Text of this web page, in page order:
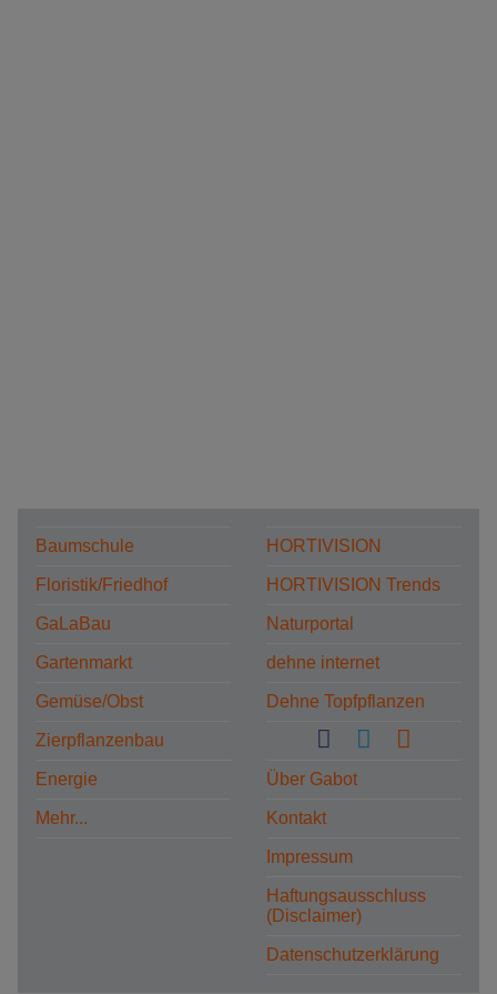
Baumschule
Floristik/Friedhof
GaLaBau
Gartenmarkt
Gemüse/Obst
Zierpflanzenbau
Energie
Mehr...
HORTIVISION
HORTIVISION Trends
Naturportal
dehne internet
Dehne Topfpflanzen
Über Gabot
Kontakt
Impressum
Haftungsausschluss
(Disclaimer)
Datenschutzerklärung